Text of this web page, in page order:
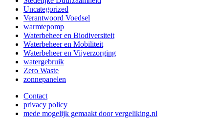
Uncategorized
Verantwoord Voedsel
warmtepomp
Waterbeheer en Biodiversiteit
Waterbeheer en Mobiliteit
Waterbeheer en Vijverzorging
watergebruik
Zero Waste
zonnepanelen
Contact
privacy policy
mede mogelijk gemaakt door vergeliking.nl